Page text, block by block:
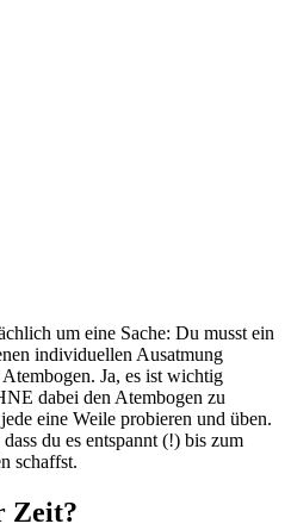
um eine Sache: Du musst ein
individuellen Ausatmung
Ja, es ist wichtig
dabei den Atembogen zu
eine Weile probieren und üben.
du es entspannt (!) bis zum
schaffst.
Zeit?